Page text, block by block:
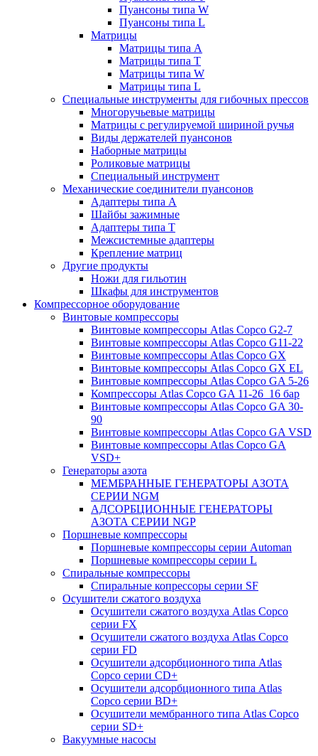
Пуансоны типа W
Пуансоны типа L
Матрицы
Матрицы типа A
Матрицы типа T
Матрицы типа W
Матрицы типа L
Специальные инструменты для гибочных прессов
Многоручьевые матрицы
Матрицы с регулируемой шириной ручья
Виды держателей пуансонов
Наборные матрицы
Роликовые матрицы
Специальный инструмент
Механические соединители пуансонов
Адаптеры типа A
Шайбы зажимные
Адаптеры типа T
Межсистемные адаптеры
Крепление матриц
Другие продукты
Ножи для гильотин
Шкафы для инструментов
Компрессорное оборудование
Винтовые компрессоры
Винтовые компрессоры Atlas Copco G2-7
Винтовые компрессоры Atlas Copco G11-22
Винтовые компрессоры Atlas Copco GX
Винтовые компрессоры Atlas Copco GX EL
Винтовые компрессоры Atlas Copco GA 5-26
Компрессоры Atlas Copco GA 11-26_16 бар
Винтовые компрессоры Atlas Copco GA 30-
90
Винтовые компрессоры Atlas Copco GA VSD
Винтовые компрессоры Atlas Copco GA
VSD+
Генераторы азота
МЕМБРАННЫЕ ГЕНЕРАТОРЫ АЗОТА
СЕРИИ NGM
АДСОРБЦИОННЫЕ ГЕНЕРАТОРЫ
АЗОТА СЕРИИ NGP
Поршневые компрессоры
Поршневые компрессоры серии Automan
Поршневые компрессоры серии L
Спиральные компрессоры
Спиральные копрессоры серии SF
Осушители сжатого воздуха
Осушители сжатого воздуха Atlas Copco
серии FX
Осушители сжатого воздуха Atlas Copco
серии FD
Осушители адсорбционного типа Atlas
Copco серии СD+
Осушители адсорбционного типа Atlas
Copco серии BD+
Осушители мембранного типа Atlas Copco
серии SD+
Вакуумные насосы